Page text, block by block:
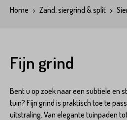
Home Zand, siergrind & split
Fijn grind
Bent u op zoek naar een subtiele en
tuin? Fijn grind is praktisch toe te
uitstraling. Van elegante tuinpaden